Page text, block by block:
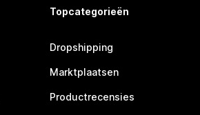
Topcategorieën
Dropshipping
Marktplaatsen
Productrecensies